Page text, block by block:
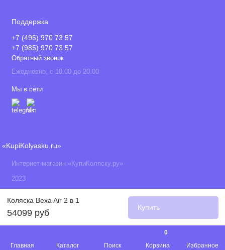
Главная Каталог Поиск Корзина
0
Избранное
Коляска Bexa Air 2 в 1
54099 руб
Купить
Поддержка
+7 (495) 970 73 57
+7 (985) 970 73 57
Обратный звонок
Ежедневно, с 10.00 до 20.00
Мы в сети
«KupiKolyasku.ru»
Интернет-магазин «КупиКоляску.ру»
2023